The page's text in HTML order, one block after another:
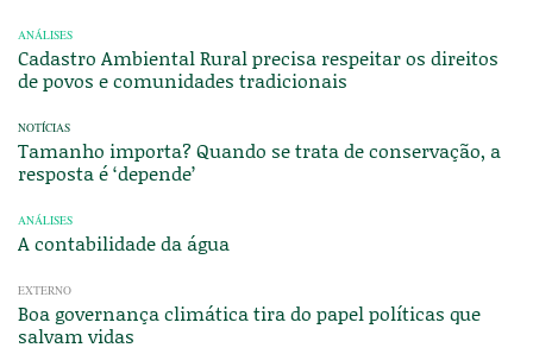
ANÁLISES
Cadastro Ambiental Rural precisa respeitar os direitos
de povos e comunidades tradicionais
NOTÍCIAS
Tamanho importa? Quando se trata de conservação, a
resposta é ‘depende’
ANÁLISES
A contabilidade da água
EXTERNO
Boa governança climática tira do papel políticas que
salvam vidas